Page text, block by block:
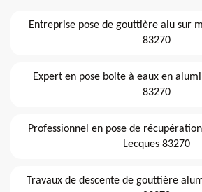
Entreprise pose de gouttière alu sur
83270
Expert en pose boite à eaux en
83270
Professionnel en pose de
Lecques 83270
Travaux de descente de gouttière